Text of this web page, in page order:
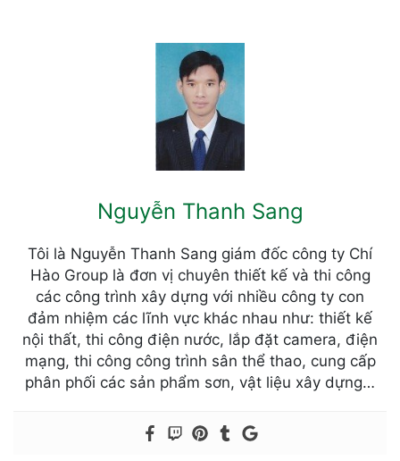
Nguyễn Thanh Sang
Tôi là Nguyễn Thanh Sang giám đốc công ty Chí
Hào Group là đơn vị chuyên thiết kế và thi công
các công trình xây dựng với nhiều công ty con
đảm nhiệm các lĩnh vực khác nhau như: thiết kế
nội thất, thi công điện nước, lắp đặt camera, điện
mạng, thi công công trình sân thể thao, cung cấp
phân phối các sản phẩm sơn, vật liệu xây dựng…